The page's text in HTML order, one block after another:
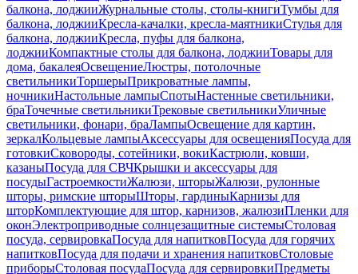
балкона, лоджииЖурнальные столы, столы-книгиТумбы для
балкона, лоджииКресла-качалки, кресла-маятникиСтулья для
балкона, лоджииКресла, пуфы для балкона,
лоджииКомпактные столы для балкона, лоджииТовары для
дома, бакалеяОсвещениеЛюстры, потолочные
светильникиТоршерыПрикроватные лампы,
ночникиНастольные лампыСпотыНастенные светильники,
браТочечные светильникиТрековые светильникиУличные
светильники, фонари, браЛампыОсвещение для картин,
зеркалКольцевые лампыАксессуары для освещенияПосуда для
готовкиСковороды, сотейники, вокиКастрюли, ковши,
казаныПосуда для СВЧКрышки и аксессуары для
посудыГастроемкостиЖалюзи, шторыЖалюзи, рулонные
шторы, римские шторыШторы, гардиныКарнизы для
шторКомплектующие для штор, карнизов, жалюзиПленки для
оконЭлектроприводные солнцезащитные системыСтоловая
посуда, сервировкаПосуда для напитковПосуда для горячих
напитковПосуда для подачи и хранения напитковСтоловые
приборыСтоловая посудаПосуда для сервировкиПредметы